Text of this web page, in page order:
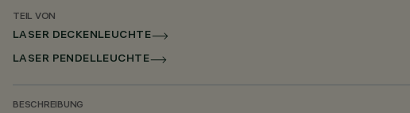
TEIL VON
LASER DECKENLEUCHTE
LASER PENDELLEUCHTE
BESCHREIBUNG